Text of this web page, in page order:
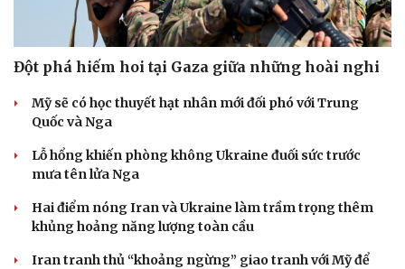
Đột phá hiếm hoi tại Gaza giữa những hoài nghi
Mỹ sẽ có học thuyết hạt nhân mới đối phó với Trung
Quốc và Nga
Lỗ hổng khiến phòng không Ukraine đuối sức trước
mưa tên lửa Nga
Hai điểm nóng Iran và Ukraine làm trầm trọng thêm
khủng hoảng năng lượng toàn cầu
Iran tranh thủ “khoảng ngừng” giao tranh với Mỹ để